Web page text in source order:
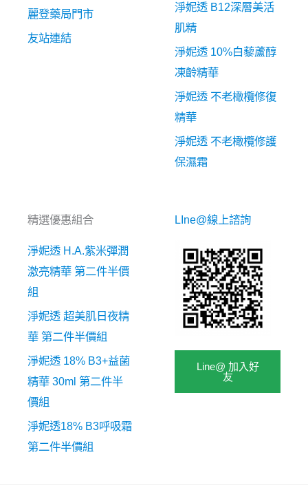
麗登藥局門市
友站連結
淨妮透 B12深層美活
肌精
淨妮透 10%白藜蘆醇
凍齡精華
淨妮透 不老橄欖修復
精華
淨妮透 不老橄欖修護
保濕霜
精選優惠組合
淨妮透 H.A.紫米彈潤
激亮精華 第二件半價
組
淨妮透 超美肌日夜精
華 第二件半價組
淨妮透 18% B3+益菌
精華 30ml 第二件半
價組
淨妮透18% B3呼吸霜
第二件半價組
LIne@線上諮詢
Line@ 加入好
友